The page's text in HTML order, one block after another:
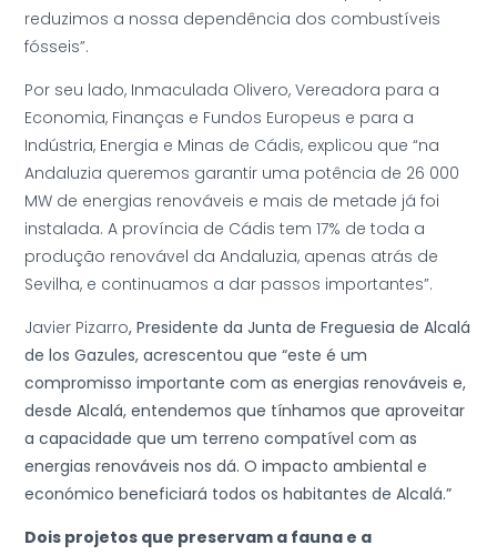
reduzimos a nossa dependência dos combustíveis
fósseis”.
Por seu lado, Inmaculada Olivero, Vereadora para a
Economia, Finanças e Fundos Europeus e para a
Indústria, Energia e Minas de Cádis, explicou que “na
Andaluzia queremos garantir uma potência de 26 000
MW de energias renováveis e mais de metade já foi
instalada. A província de Cádis tem 17% de toda a
produção renovável da Andaluzia, apenas atrás de
Sevilha, e continuamos a dar passos importantes”.
Javier Pizarro, Presidente da Junta de Freguesia de Alcalá
de los Gazules, acrescentou que “este é um
compromisso importante com as energias renováveis e,
desde Alcalá, entendemos que tínhamos que aproveitar
a capacidade que um terreno compatível com as
energias renováveis nos dá. O impacto ambiental e
económico beneficiará todos os habitantes de Alcalá.”
Dois projetos que preservam a fauna e a